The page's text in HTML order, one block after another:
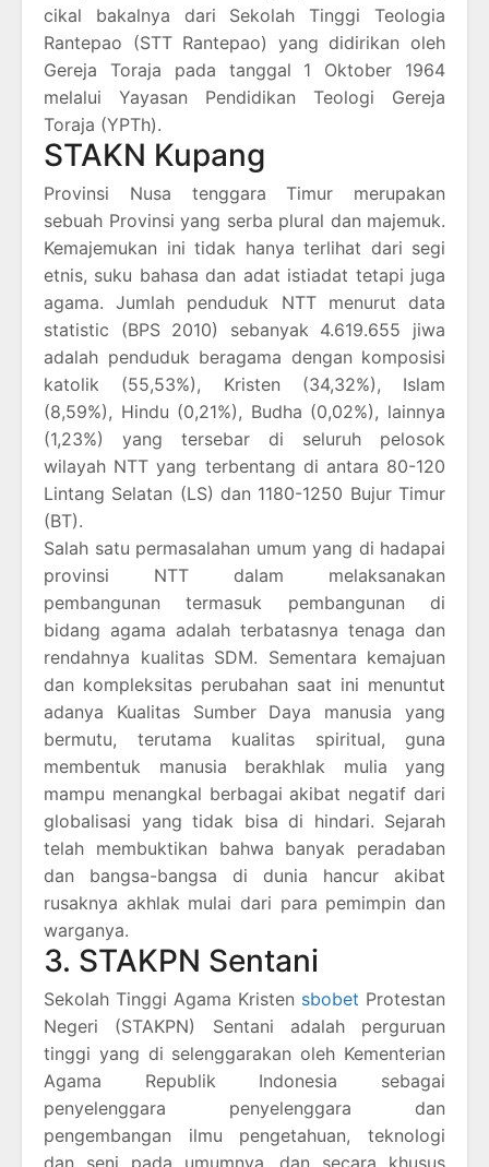
cikal bakalnya dari Sekolah Tinggi Teologia
Rantepao (STT Rantepao) yang didirikan oleh
Gereja Toraja pada tanggal 1 Oktober 1964
melalui Yayasan Pendidikan Teologi Gereja
Toraja (YPTh).
STAKN Kupang
Provinsi Nusa tenggara Timur merupakan
sebuah Provinsi yang serba plural dan majemuk.
Kemajemukan ini tidak hanya terlihat dari segi
etnis, suku bahasa dan adat istiadat tetapi juga
agama. Jumlah penduduk NTT menurut data
statistic (BPS 2010) sebanyak 4.619.655 jiwa
adalah penduduk beragama dengan komposisi
katolik (55,53%), Kristen (34,32%), Islam
(8,59%), Hindu (0,21%), Budha (0,02%), lainnya
(1,23%) yang tersebar di seluruh pelosok
wilayah NTT yang terbentang di antara 80-120
Lintang Selatan (LS) dan 1180-1250 Bujur Timur
(BT).
Salah satu permasalahan umum yang di hadapai
provinsi NTT dalam melaksanakan
pembangunan termasuk pembangunan di
bidang agama adalah terbatasnya tenaga dan
rendahnya kualitas SDM. Sementara kemajuan
dan kompleksitas perubahan saat ini menuntut
adanya Kualitas Sumber Daya manusia yang
bermutu, terutama kualitas spiritual, guna
membentuk manusia berakhlak mulia yang
mampu menangkal berbagai akibat negatif dari
globalisasi yang tidak bisa di hindari. Sejarah
telah membuktikan bahwa banyak peradaban
dan bangsa-bangsa di dunia hancur akibat
rusaknya akhlak mulai dari para pemimpin dan
warganya.
3. STAKPN Sentani
Sekolah Tinggi Agama Kristen sbobet Protestan
Negeri (STAKPN) Sentani adalah perguruan
tinggi yang di selenggarakan oleh Kementerian
Agama Republik Indonesia sebagai
penyelenggara penyelenggara dan
pengembangan ilmu pengetahuan, teknologi
dan seni pada umumnya, dan secara khusus